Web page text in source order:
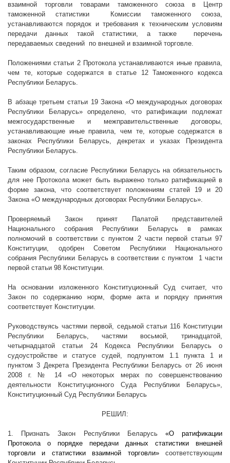
взаимной торговли товарами таможенного союза в Центр
таможенной статистики
Комиссии таможенного союза,
устанавливаются порядок и требования к техническим условиям
передачи данных такой статистики, а также
перечень
передаваемых сведений по внешней и взаимной торговле.
Положениями статьи 2 Протокола устанавливаются иные правила,
чем те, которые содержатся в статье 12 Таможенного кодекса
Республики Беларусь.
В абзаце третьем статьи 19 Закона «О международных договорах
Республики Беларусь» определено, что ратификации подлежат
межгосударственные и межправительственные договоры,
устанавливающие иные правила, чем те, которые содержатся в
законах Республики Беларусь, декретах и указах Президента
Республики Беларусь.
Таким образом, согласие Республики Беларусь на обязательность
для нее Протокола может быть выражено только ратификацией в
форме закона, что соответствует положениям статей 19 и 20
Закона «О международных договорах Республики Беларусь».
Проверяемый Закон принят Палатой представителей
Национального собрания Республики Беларусь в рамках
полномочий в соответствии с пунктом 2 части первой статьи 97
Конституции, одобрен Советом Республики Национального
собрания Республики Беларусь в соответствии с пунктом
1 части
первой статьи 98 Конституции.
На основании изложенного Конституционный Суд считает, что
Закон по содержанию норм, форме акта и порядку принятия
соответствует Конституции.
Руководствуясь частями первой, седьмой статьи 116 Конституции
Республики Беларусь, частями восьмой, тринадцатой,
четырнадцатой статьи 24 Кодекса Республики Беларусь о
судоустройстве и статусе судей, подпунктом 1.1 пункта 1 и
пунктом 3 Декрета Президента Республики Беларусь от 26 июня
2008 г. № 14 «О некоторых мерах по совершенствованию
деятельности Конституционного Суда Республики Беларусь»,
Конституционный Суд Республики Беларусь
РЕШИЛ:
1. Признать Закон Республики Беларусь «О ратификации
Протокола о порядке передачи данных статистики внешней
торговли и статистики взаимной торговли» соответствующим